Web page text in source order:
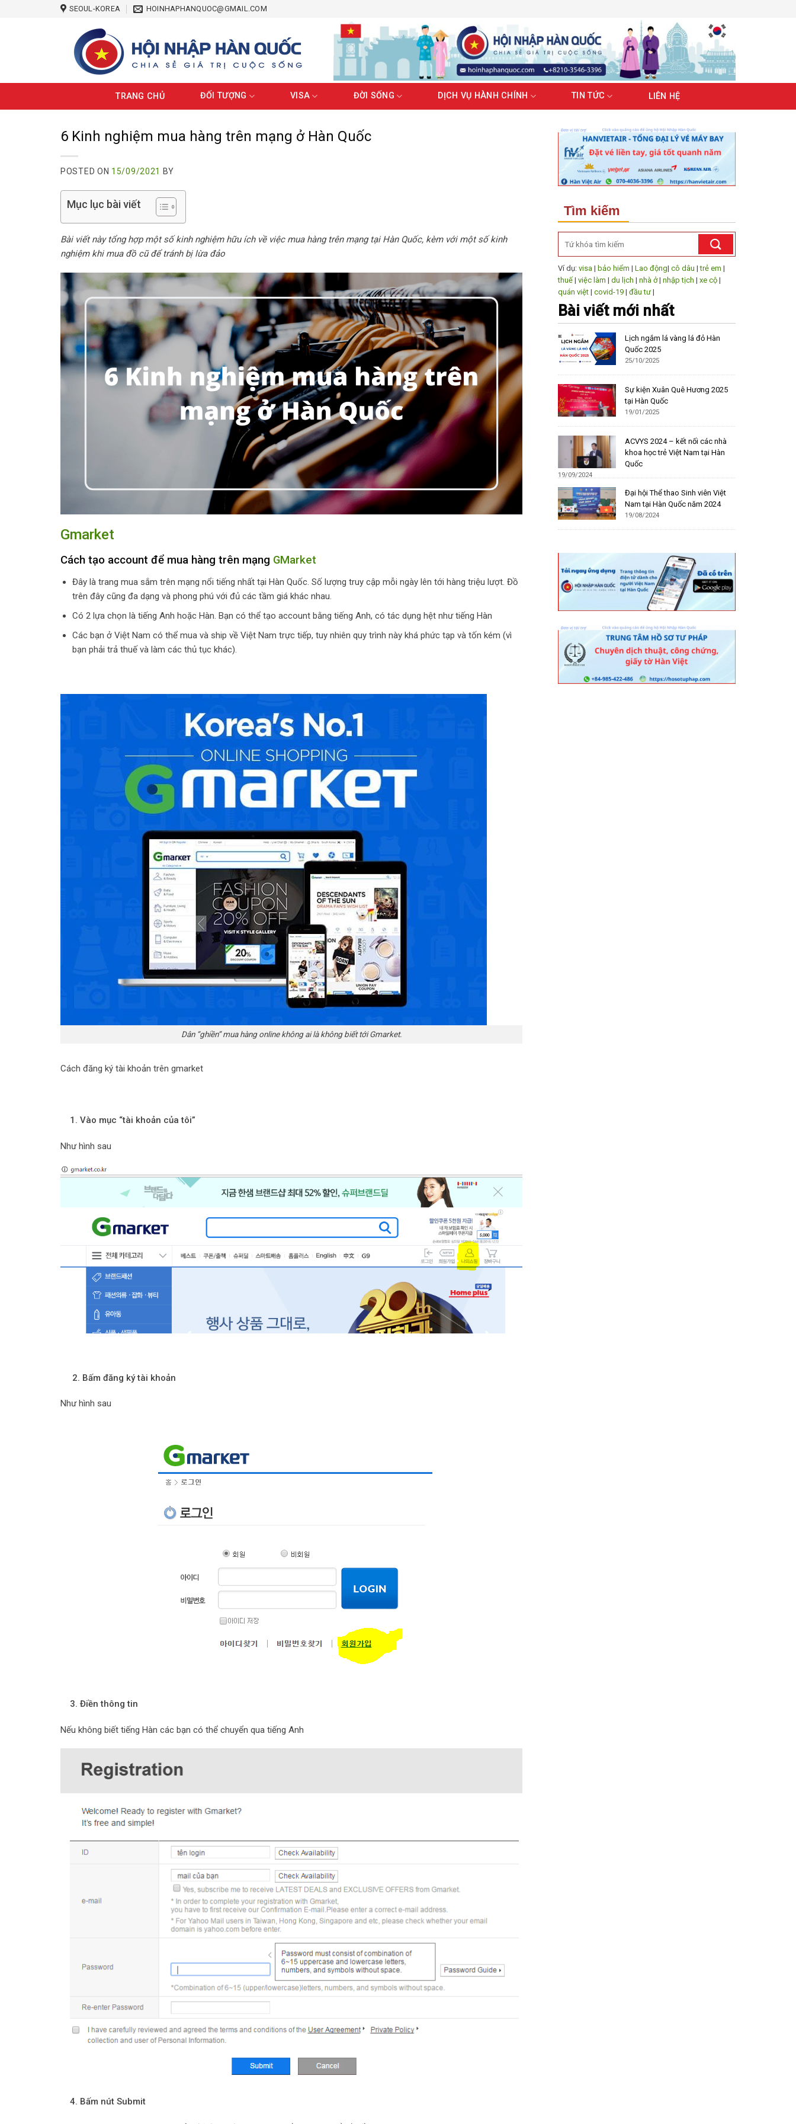
SEOUL-KOREA HOINHAPHANQUOC@GMAIL.COM
TRANG CHỦ ĐỐI TƯỢNG VISA ĐỜI SỐNG DỊCH VỤ HÀNH CHÍNH TIN TỨC LIÊN HỆ
6 Kinh nghiệm mua hàng trên mạng ở Hàn Quốc
POSTED ON 15/09/2021 BY
Mục lục bài viết
Bài viết này tổng hợp một số kinh nghiệm hữu ích về việc mua hàng trên mạng tại Hàn Quốc, kèm với một số kinh
nghiệm khi mua đồ cũ để tránh bị lừa đảo
Gmarket
Cách tạo account để mua hàng trên mạng GMarket
Đây là trang mua sắm trên mạng nổi tiếng nhất tại Hàn Quốc. Số lượng truy cập mỗi ngày lên tới hàng triệu lượt. Đồ
trên đây cũng đa dạng và phong phú với đủ các tầm giá khác nhau.
Có 2 lựa chọn là tiếng Anh hoặc Hàn. Bạn có thể tạo account bằng tiếng Anh, có tác dụng hệt như tiếng Hàn
Các bạn ở Việt Nam có thể mua và ship về Việt Nam trực tiếp, tuy nhiên quy trình này khá phức tạp và tốn kém (vì
bạn phải trả thuế và làm các thủ tục khác).
Dân “ghiền” mua hàng online không ai là không biết tới Gmarket.
Cách đăng ký tài khoản trên gmarket
1. Vào mục “tài khoản của tôi”
Như hình sau
2. Bấm đăng ký tài khoản
Như hình sau
3. Điền thông tin
Nếu không biết tiếng Hàn các bạn có thể chuyển qua tiếng Anh
4. Bấm nút Submit
Tìm kiếm
Ví dụ: visa | bảo hiểm | Lao động| cô dâu |trẻ em |
thuế| việc làm | du lịch | nhà ở| nhập tịch | xe cộ |
quán việt | covid-19 | đầu tư |
Bài viết mới nhất
Lịch ngắm lá vàng lá đỏ Hàn
Quốc 2025
25/10/2025
Sự kiện Xuân Quê Hương 2025
tại Hàn Quốc
19/01/2025
ACVYS 2024 – kết nối các nhà
khoa học trẻ Việt Nam tại Hàn
Quốc
19/09/2024
Đại hội Thể thao Sinh viên Việt
Nam tại Hàn Quốc năm 2024
19/08/2024